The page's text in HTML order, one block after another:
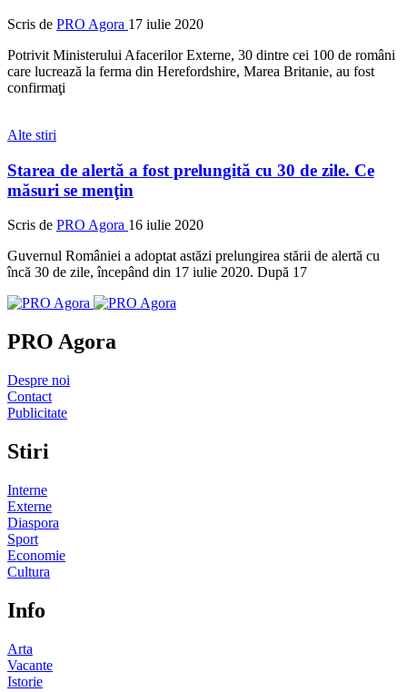
Scris de PRO Agora 17 iulie 2020
Potrivit Ministerului Afacerilor Externe, 30 dintre cei 100 de români
care lucrează la ferma din Herefordshire, Marea Britanie, au fost
confirmaţi
Alte stiri
Starea de alertă a fost prelungită cu 30 de zile. Ce
măsuri se menţin
Scris de PRO Agora 16 iulie 2020
Guvernul României a adoptat astăzi prelungirea stării de alertă cu
încă 30 de zile, începând din 17 iulie 2020. După 17
PRO Agora
Despre noi
Contact
Publicitate
Stiri
Interne
Externe
Diaspora
Sport
Economie
Cultura
Info
Arta
Vacante
Istorie